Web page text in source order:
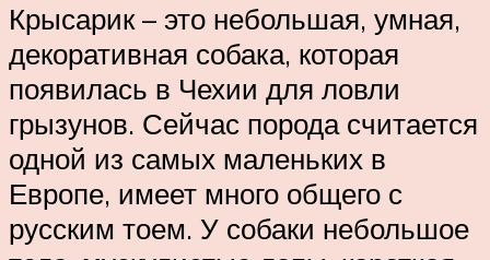
Крысарик – это небольшая, умная,
декоративная собака, которая
появилась в Чехии для ловли
грызунов. Сейчас порода считается
одной из самых маленьких в
Европе, имеет много общего с
русским тоем. У собаки небольшое